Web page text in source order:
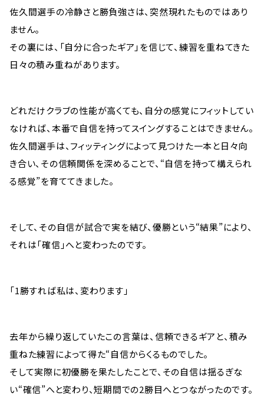
佐久間選手の冷静さと勝負強さは、突然現れたものではあり
ません。
その裏には、「自分に合ったギア」を信じて、練習を重ねてきた
日々の積み重ねがあります。
どれだけクラブの性能が高くても、自分の感覚にフィットしてい
なければ、本番で自信を持ってスイングすることはできません。
佐久間選手は、フィッティングによって見つけた一本と日々向
き合い、その信頼関係を深めることで、“自信を持って構えられ
る感覚”を育ててきました。
そして、その自信が試合で実を結び、優勝という“結果”により、
それは「確信」へと変わったのです。
「1勝すれば私は、変わります」
去年から繰り返していたこの言葉は、信頼できるギアと、積み
重ねた練習によって得た“自信からくるものでした。
そして実際に初優勝を果たしたことで、その自信は揺るぎな
い“確信”へと変わり、短期間での2勝目へとつながったのです。